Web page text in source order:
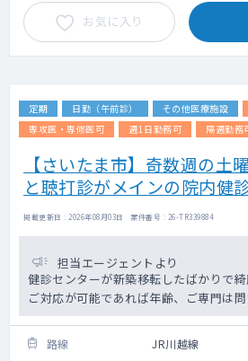
お気に入り
定期 日勤（午前診） その他医療施設
専攻医・専修医可
週1日勤務可 隔週勤務
【さいたま市】奇数週の土
と聴打診がメインの院内健
掲載更新日 : 2026年08月03日 案件番号 : 26-TR339884
担当エージェントより
健診センターが新築移転したばかりで
ご対応が可能であれば年齢、ご専門は
路線 JR川越線